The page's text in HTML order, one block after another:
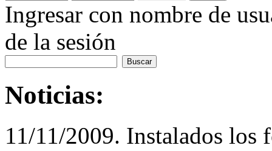
Ingresar con nombre de
de la sesión
Noticias:
11/11/2009. Instalados los